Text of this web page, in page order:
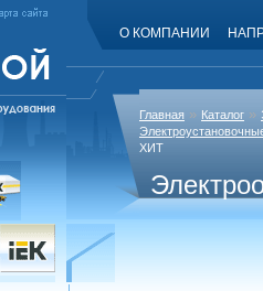
О КОМПАНИИ
Главная » Каталог »
ХИТ